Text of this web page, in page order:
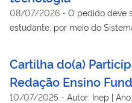
08/07/2026 - O pedido deve
estudante, por meio do
Cartilha do(a)
Redação Ensino
10/07/2025 - Autor: Inep |